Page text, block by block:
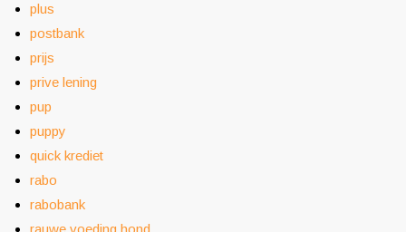
plus
postbank
prijs
prive lening
pup
puppy
quick krediet
rabo
rabobank
rauwe voeding hond